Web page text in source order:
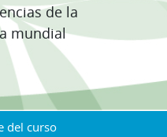
de la
mundial
curso
del curso